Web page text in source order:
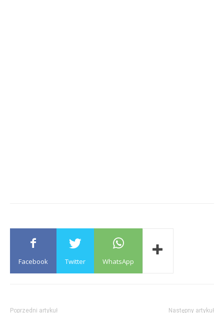
Facebook Twitter WhatsApp
Poprzedni artykuł Następny artykuł